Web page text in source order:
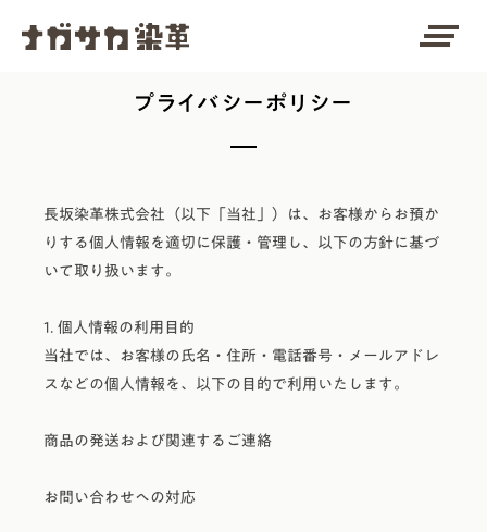
clear_all
プライバシーポリシー
長坂染革株式会社（以下「当社」）は、お客様からお預か
りする個人情報を適切に保護・管理し、以下の方針に基づ
いて取り扱います。
1. 個人情報の利用目的
当社では、お客様の氏名・住所・電話番号・メールアドレ
スなどの個人情報を、以下の目的で利用いたします。
商品の発送および関連するご連絡
お問い合わせへの対応